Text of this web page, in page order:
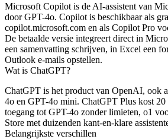
Microsoft Copilot is de AI-assistent van
door GPT-4o. Copilot is beschikbaar als
copilot.microsoft.com en als Copilot Pro
De betaalde versie integreert direct in
een samenvatting schrijven, in Excel een
Outlook e-mails opstellen.
Wat is ChatGPT?
ChatGPT is het product van OpenAI, ook
4o en GPT-4o mini. ChatGPT Plus kost 20
toegang tot GPT-4o zonder limieten, o1
Store met duizenden kant-en-klare
Belangrijkste verschillen